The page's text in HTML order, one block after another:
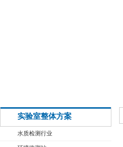
实验室整体方案
水质检测行业